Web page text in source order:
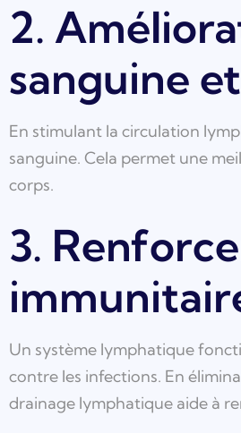
2.
sanguine
En stimulant la circulation
sanguine. Cela permet une
corps.
3.
Un système lymphatique
contre les infections. En
drainage lymphatique aide à